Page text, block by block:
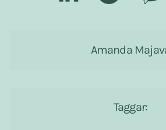
Amanda
Taggar: